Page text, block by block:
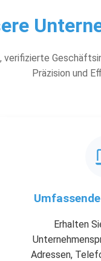
verifizierte
Präzision und
Erhalten
Adressen,